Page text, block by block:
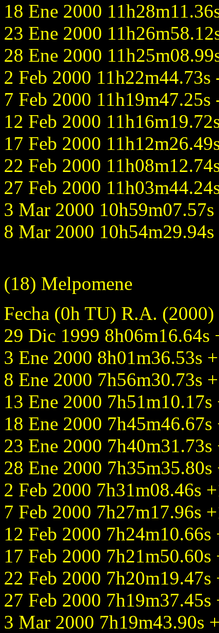
18 Ene 2000
23 Ene 2000
28 Ene 2000
2 Feb 2000 11h22m44.73s
7 Feb 2000 11h19m47.25s
12 Feb 2000
17 Feb 2000
22 Feb 2000
27 Feb 2000
3 Mar 2000 10h59m07.57s
8 Mar 2000 10h54m29.94s
(18) Melpomene
Fecha (0h TU) R.A.
29 Dic 1999 8h06m16.64s
3 Ene 2000 8h01m36.53s
8 Ene 2000 7h56m30.73s
13 Ene 2000 7h51m10.17s
18 Ene 2000 7h45m46.67s
23 Ene 2000 7h40m31.73s
28 Ene 2000 7h35m35.80s
2 Feb 2000 7h31m08.46s
7 Feb 2000 7h27m17.96s
12 Feb 2000 7h24m10.66s
17 Feb 2000 7h21m50.60s
22 Feb 2000 7h20m19.47s
27 Feb 2000 7h19m37.45s
3 Mar 2000 7h19m43.90s